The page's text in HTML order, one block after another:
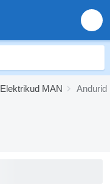
Elektrikud MAN Andurid